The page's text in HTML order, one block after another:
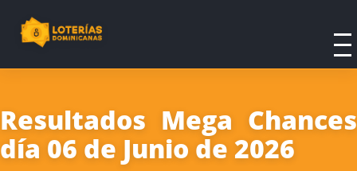
Resultados Mega Chances
día 06 de Junio de 2026